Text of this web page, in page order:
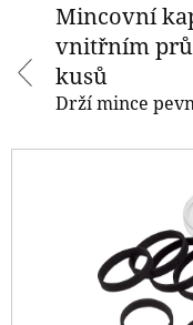
Mincovní
vnitřním
kusů
Drží mince